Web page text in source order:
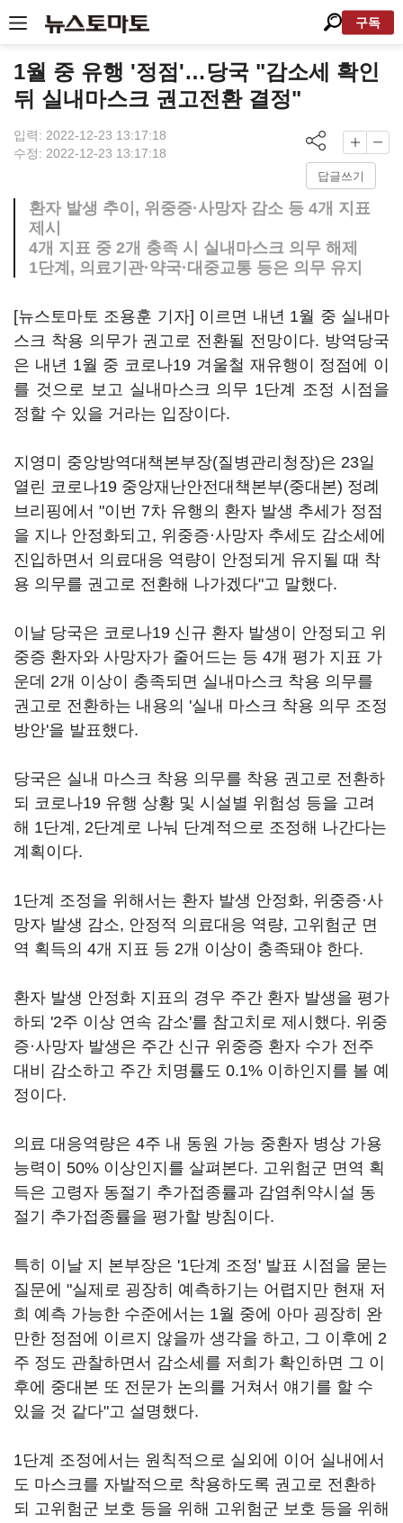
구독
1월 중 유행 '정점'…당국 "감소세 확인
뒤 실내마스크 권고전환 결정"
입력: 2022-12-23 13:17:18
수정: 2022-12-23 13:17:18
답글쓰기
환자 발생 추이, 위중증·사망자 감소 등 4개 지표
제시
4개 지표 중 2개 충족 시 실내마스크 의무 해제
1단계, 의료기관·약국·대중교통 등은 의무 유지
[뉴스토마토 조용훈 기자] 이르면 내년 1월 중 실내마
스크 착용 의무가 권고로 전환될 전망이다. 방역당국
은 내년 1월 중 코로나19 겨울철 재유행이 정점에 이
를 것으로 보고 실내마스크 의무 1단계 조정 시점을
정할 수 있을 거라는 입장이다.
지영미 중앙방역대책본부장(질병관리청장)은 23일
열린 코로나19 중앙재난안전대책본부(중대본) 정례
브리핑에서 "이번 7차 유행의 환자 발생 추세가 정점
을 지나 안정화되고, 위중증·사망자 추세도 감소세에
진입하면서 의료대응 역량이 안정되게 유지될 때 착
용 의무를 권고로 전환해 나가겠다"고 말했다.
이날 당국은 코로나19 신규 환자 발생이 안정되고 위
중증 환자와 사망자가 줄어드는 등 4개 평가 지표 가
운데 2개 이상이 충족되면 실내마스크 착용 의무를
권고로 전환하는 내용의 '실내 마스크 착용 의무 조정
방안'을 발표했다.
당국은 실내 마스크 착용 의무를 착용 권고로 전환하
되 코로나19 유행 상황 및 시설별 위험성 등을 고려
해 1단계, 2단계로 나눠 단계적으로 조정해 나간다는
계획이다.
1단계 조정을 위해서는 환자 발생 안정화, 위중증·사
망자 발생 감소, 안정적 의료대응 역량, 고위험군 면
역 획득의 4개 지표 등 2개 이상이 충족돼야 한다.
환자 발생 안정화 지표의 경우 주간 환자 발생을 평가
하되 '2주 이상 연속 감소'를 참고치로 제시했다. 위중
증·사망자 발생은 주간 신규 위중증 환자 수가 전주
대비 감소하고 주간 치명률도 0.1% 이하인지를 볼 예
정이다.
의료 대응역량은 4주 내 동원 가능 중환자 병상 가용
능력이 50% 이상인지를 살펴본다. 고위험군 면역 획
득은 고령자 동절기 추가접종률과 감염취약시설 동
절기 추가접종률을 평가할 방침이다.
특히 이날 지 본부장은 '1단계 조정' 발표 시점을 묻는
질문에 "실제로 굉장히 예측하기는 어렵지만 현재 저
희 예측 가능한 수준에서는 1월 중에 아마 굉장히 완
만한 정점에 이르지 않을까 생각을 하고, 그 이후에 2
주 정도 관찰하면서 감소세를 저희가 확인하면 그 이
후에 중대본 또 전문가 논의를 거쳐서 얘기를 할 수
있을 것 같다"고 설명했다.
1단계 조정에서는 원칙적으로 실외에 이어 실내에서
도 마스크를 자발적으로 착용하도록 권고로 전환하
되 고위험군 보호 등을 위해 고위험군 보호 등을 위해